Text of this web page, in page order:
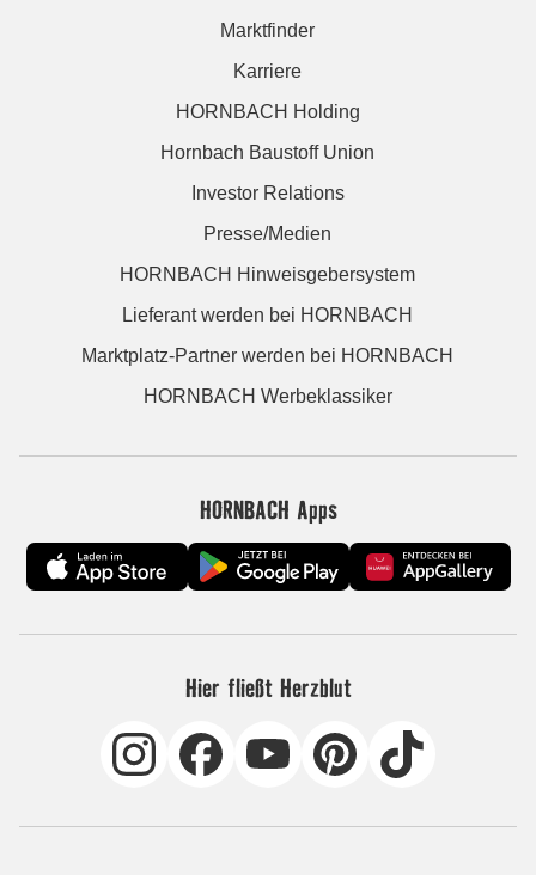
Marktfinder
Karriere
HORNBACH Holding
Hornbach Baustoff Union
Investor Relations
Presse/Medien
HORNBACH Hinweisgebersystem
Lieferant werden bei HORNBACH
Marktplatz-Partner werden bei HORNBACH
HORNBACH Werbeklassiker
HORNBACH Apps
Hier fließt Herzblut